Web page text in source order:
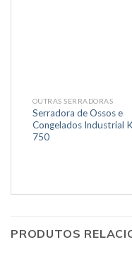
OUTRAS SERRADORAS
Serradora de Ossos e
Congelados Industrial
750
PRODUTOS